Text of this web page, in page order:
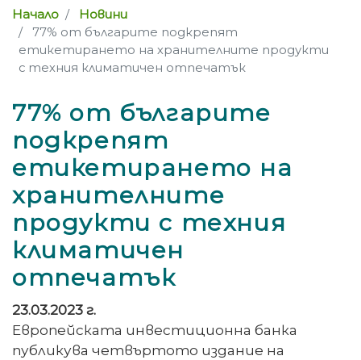
Начало
Новини
77% от българите подкрепят
етикетирането на хранителните продукти
с техния климатичен отпечатък
77% от българите
подкрепят
етикетирането на
хранителните
продукти с техния
климатичен
отпечатък
23.03.2023 г.
Европейската инвестиционна банка
публикува четвъртото издание на